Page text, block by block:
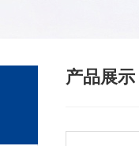
产品展示